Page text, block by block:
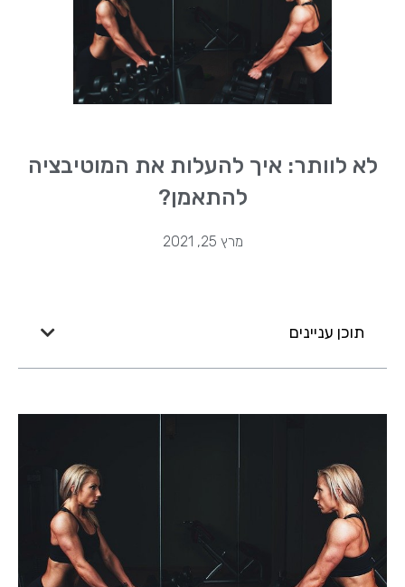
לא לוותר: איך להעלות את המוטיבציה
להתאמן?
מרץ 25, 2021
תוכן עניינים